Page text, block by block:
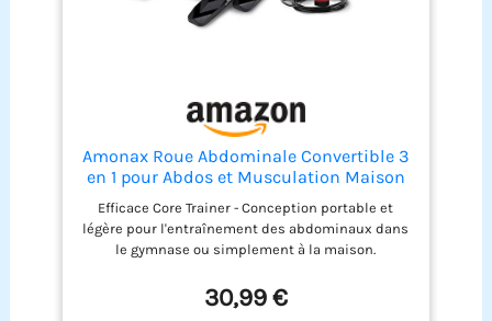
appui prolongé sur le bouton permet de
réinitialiser les données d'entraînement. Roues
augmentent la sécurité et la durabilité de
l'appareil, le rendant moins susceptible aux
dommages.
Amonax Roue Abdominale Convertible 3
en 1 pour Abdos et Musculation Maison
Efficace Core Trainer - Conception portable et
légère pour l'entraînement des abdominaux dans
le gymnase ou simplement à la maison.
prêts pour l'été! Dual Mode - Le support plus large
du rouleau ab donne plus de stabilité et de
30,99 €